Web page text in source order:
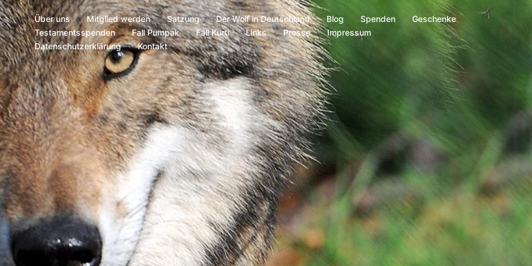
Über uns Mitglied werden Satzung Der Wolf in Deutschland Blog Spenden
Geschenke
Testamentsspenden
Fall Pumpak Fall Kurti Links Presse
Impressum
Datenschutzerklärung
Kontakt